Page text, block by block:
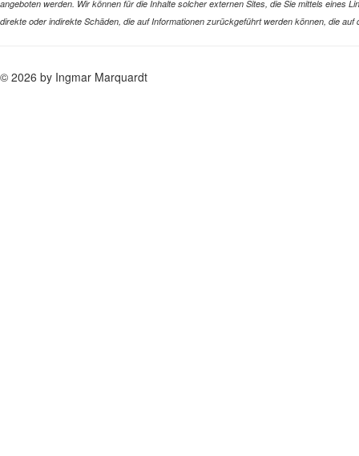
angeboten werden. Wir können für die Inhalte solcher externen Sites, die Sie mittels eines
direkte oder indirekte Schäden, die auf Informationen zurückgeführt werden können, die
© 2026 by Ingmar Marquardt